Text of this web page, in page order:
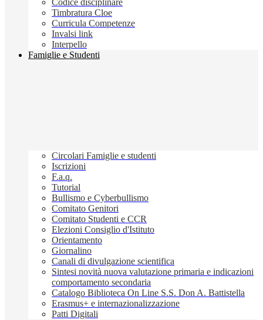
Codice disciplinare
Timbratura Cloe
Curricula Competenze
Invalsi link
Interpello
Famiglie e Studenti
Circolari Famiglie e studenti
Iscrizioni
F.a.q.
Tutorial
Bullismo e Cyberbullismo
Comitato Genitori
Comitato Studenti e CCR
Elezioni Consiglio d'Istituto
Orientamento
Giornalino
Canali di divulgazione scientifica
Sintesi novità nuova valutazione primaria e indicazioni
comportamento secondaria
Catalogo Biblioteca On Line S.S. Don A. Battistella
Erasmus+ e internazionalizzazione
Patti Digitali